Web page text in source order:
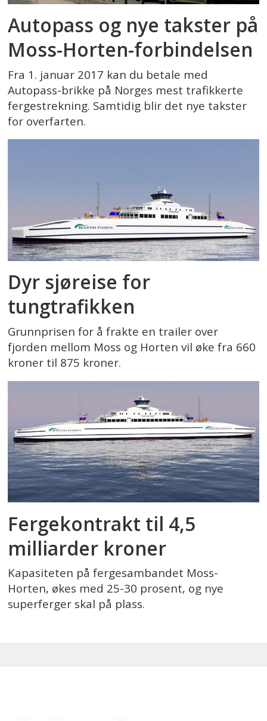
Autopass og nye takster på
Moss-Horten-forbindelsen
Fra 1. januar 2017 kan du betale med
Autopass-brikke på Norges mest trafikkerte
fergestrekning. Samtidig blir det nye takster
for overfarten.
Dyr sjøreise for
tungtrafikken
Grunnprisen for å frakte en trailer over
fjorden mellom Moss og Horten vil øke fra 660
kroner til 875 kroner.
Fergekontrakt til 4,5
milliarder kroner
Kapasiteten på fergesambandet Moss-
Horten, økes med 25-30 prosent, og nye
superferger skal på plass.